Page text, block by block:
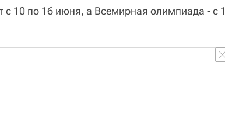
с 10 по 16 июня, а Всемирная олимпиада - с 1